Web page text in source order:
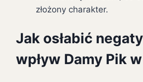
złożony charakter.
Jak osłabić
wpływ Damy Pik